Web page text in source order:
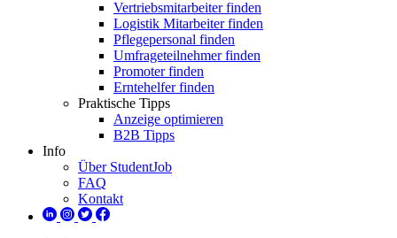
Vertriebsmitarbeiter finden
Logistik Mitarbeiter finden
Pflegepersonal finden
Umfrageteilnehmer finden
Promoter finden
Erntehelfer finden
Praktische Tipps
Anzeige optimieren
B2B Tipps
Info
Über StudentJob
FAQ
Kontakt